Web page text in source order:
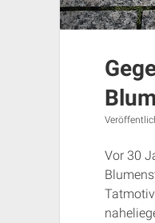
Vor 30